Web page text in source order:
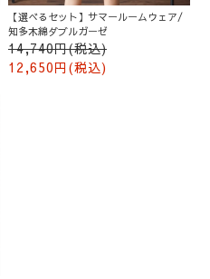
【選べるセット】サマールームウェア/
知多木綿ダブルガーゼ
14,740円(税込)
12,650円(税込)